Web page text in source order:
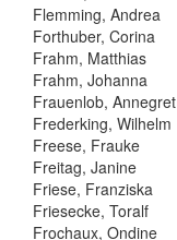
Flemming, Andrea
Forthuber, Corina
Frahm, Matthias
Frahm, Johanna
Frauenlob, Annegret
Frederking, Wilhelm
Freese, Frauke
Freitag, Janine
Friese, Franziska
Friesecke, Toralf
Frochaux, Ondine